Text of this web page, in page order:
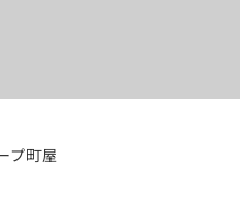
プ町屋